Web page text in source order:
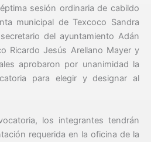
sesión ordinaria de cabildo
municipal de Texcoco Sandra
del ayuntamiento Adán
Ricardo Jesús Arellano Mayer y
aprobaron por unanimidad la
para elegir y designar al
los integrantes tendrán
requerida en la oficina de la